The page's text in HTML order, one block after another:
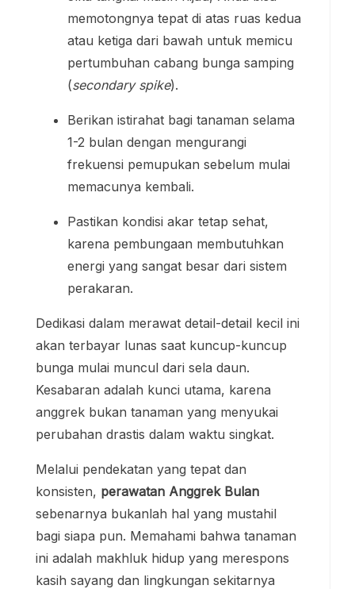
memotongnya tepat di atas ruas kedua
atau ketiga dari bawah untuk memicu
pertumbuhan cabang bunga samping
(secondary spike).
Berikan istirahat bagi tanaman selama
1-2 bulan dengan mengurangi
frekuensi pemupukan sebelum mulai
memacunya kembali.
Pastikan kondisi akar tetap sehat,
karena pembungaan membutuhkan
energi yang sangat besar dari sistem
perakaran.
Dedikasi dalam merawat detail-detail kecil ini
akan terbayar lunas saat kuncup-kuncup
bunga mulai muncul dari sela daun.
Kesabaran adalah kunci utama, karena
anggrek bukan tanaman yang menyukai
perubahan drastis dalam waktu singkat.
Melalui pendekatan yang tepat dan
konsisten, perawatan Anggrek Bulan
sebenarnya bukanlah hal yang mustahil
bagi siapa pun. Memahami bahwa tanaman
ini adalah makhluk hidup yang merespons
kasih sayang dan lingkungan sekitarnya